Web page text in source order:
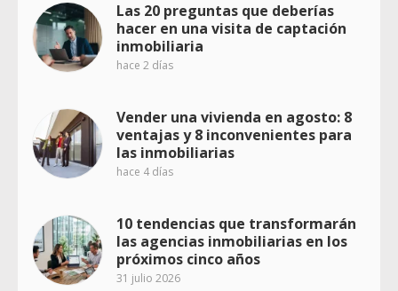
Las 20 preguntas que deberías
hacer en una visita de captación
inmobiliaria
hace 2 días
Vender una vivienda en agosto: 8
ventajas y 8 inconvenientes para
las inmobiliarias
hace 4 días
10 tendencias que transformarán
las agencias inmobiliarias en los
próximos cinco años
31 julio 2026